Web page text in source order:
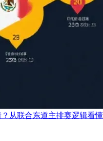
从联合东道主排赛逻辑看懂